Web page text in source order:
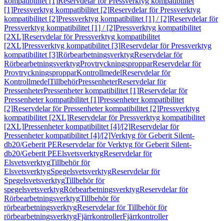
[1]Pressverktyg kompatibilitet [2]Reservdelar för Pressverktyg
kompatibilitet [2]Pressverktyg kompatibilitet [1] / [2]Reservdelar för
Pressverktyg kompatibilitet [1] / [2]Pressverktyg kompatibilitet
[2XL]Reservdelar för Pressverktyg kompatibilitet
[2XL]Pressverktyg kompatibilitet [3]Reservdelar för Pressverktyg
kompatibilitet [3]RörbearbetningsverktygReservdelar för
RörbearbetningsverktygProvtryckningspropparReservdelar för
ProvtryckningspropparKontrollmedelReservdelar för
KontrollmedelTillbehörPressenheterReservdelar för
PressenheterPressenheter kompatibilitet [1]Reservdelar för
Pressenheter kompatibilitet [1]Pressenheter kompatibilitet
[2]Reservdelar för Pressenheter kompatibilitet [2]Pressverktyg
kompatibilitet [2XL]Reservdelar för Pressverktyg kompatibilitet
[2XL]Pressenheter kompatibilitet [4]/[2]Reservdelar för
Pressenheter kompatibilitet [4]/[2]Verktyg för Geberit Silent-
db20/Geberit PEReservdelar för Verktyg för Geberit Silent-
db20/Geberit PEElsvetsverktygReservdelar för
ElsvetsverktygTillbehör för
ElsvetsverktygSpegelsvetsverktygReservdelar för
SpegelsvetsverktygTillbehör för
spegelsvetsverktygRörbearbetningsverktygReservdelar för
RörbearbetningsverktygTillbehör för
rörbearbetningsverktygReservdelar för Tillbehör för
rörbearbetningsverktygFjärrkontrollerFjärrkontroller